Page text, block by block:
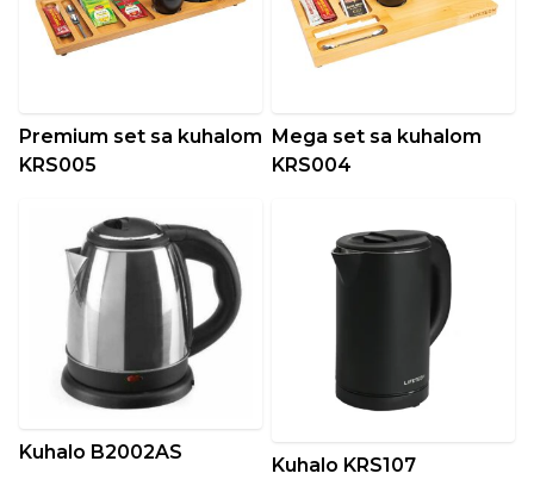
Premium set sa kuhalom
KRS005
Mega set sa kuhalom
KRS004
Kuhalo B2002AS
Kuhalo KRS107